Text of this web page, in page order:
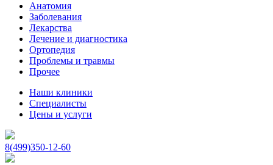
Анатомия
Заболевания
Лекарства
Лечение и диагностика
Ортопедия
Проблемы и травмы
Прочее
Наши клиники
Специалисты
Цены и услуги
8(499)350-12-60